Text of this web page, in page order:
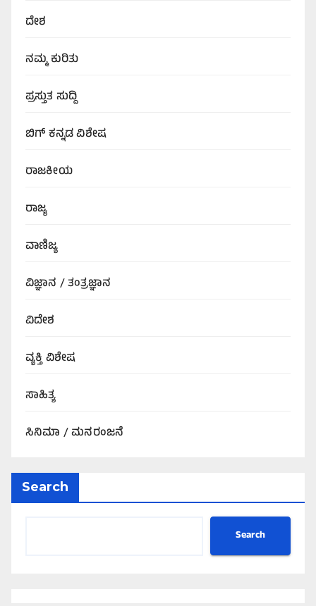
ದೇಶ
ನಮ್ಮ ಕುರಿತು
ಪ್ರಸ್ತುತ ಸುದ್ದಿ
ಬಿಗ್‌ ಕನ್ನಡ ವಿಶೇಷ
ರಾಜಕೀಯ
ರಾಜ್ಯ
ವಾಣಿಜ್ಯ
ವಿಜ್ಞಾನ / ತಂತ್ರಜ್ಞಾನ
ವಿದೇಶ
ವ್ಯಕ್ತಿ ವಿಶೇಷ
ಸಾಹಿತ್ಯ
ಸಿನಿಮಾ / ಮನರಂಜನೆ
Search
Search